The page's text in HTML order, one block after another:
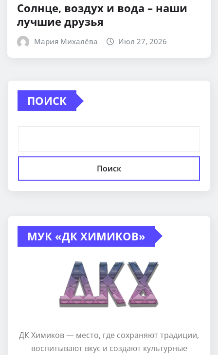
Солнце, воздух и вода – наши
лучшие друзья
Мария Михалёва Июл 27, 2026
ПОИСК
Поиск
МУК «ДК ХИМИКОВ»
ДК Химиков — место, где сохраняют традиции,
воспитывают вкус и создают культурные